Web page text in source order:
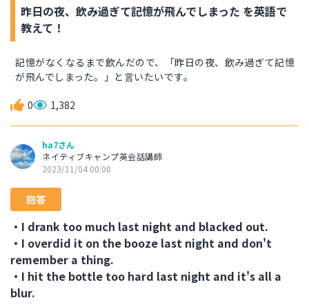
昨日の夜、飲み過ぎて記憶が飛んでしまった を英語で
教えて！
記憶がなくなるまで飲んだので、「昨日の夜、飲み過ぎて記憶
が飛んでしまった。」と言いたいです。
0 1,382
ha7さん
ネイティブキャンプ英会話講師
2023/11/04 00:00
回答
・I drank too much last night and blacked out.
・I overdid it on the booze last night and don't
remember a thing.
・I hit the bottle too hard last night and it's all a
blur.